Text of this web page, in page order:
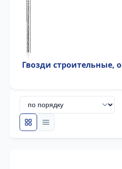
Гвозди строительные,